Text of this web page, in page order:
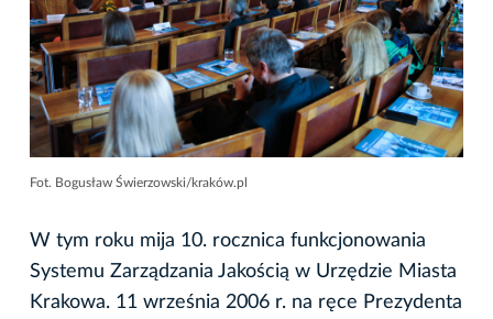
Fot. Bogusław Świerzowski/kraków.pl
W tym roku mija 10. rocznica funkcjonowania
Systemu Zarządzania Jakością w Urzędzie Miasta
Krakowa. 11 września 2006 r. na ręce Prezydenta